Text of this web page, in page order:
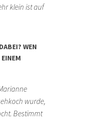
klein ist auf
WEN
wurde,
Bestimmt